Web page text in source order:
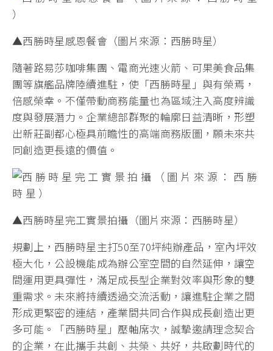
▲西勝時星感恩餐會（圖片來源：西勝時星）
隨著路易莎咖啡集團、電商光速火箭、可果美食品集
團等旗艦品牌陸續進駐，使「西勝時星」與有榮焉，
倍感榮幸。不僅帶動商務能量也為區域注入高度辨識
度與發展潛力。企業總部群聚的輪廓日益清晰，形塑
出新莊副都心極具前瞻性的高端商務版圖，願未來共
同創造更長遠的價值。
▲西勝時星完工實景拍攝（圖片來源：西勝時星）
規劃上，西勝時星主打50至70坪純辦產品，室內坪效
極大化，公設機能成為辦公室空間的自然延伸，讓空
間運用更具彈性，滿足成長型企業對效率與形象的雙
重需求。未來將持續透過交流活動，讓進駐企業之間
形成更緊密的連結，產業間共同合作與成長創造出更
多可能。「西勝時星」壓軸席次，誠摯邀請理念契合
的企業，在此攜手共創、共榮、共好，共啟劃時代的